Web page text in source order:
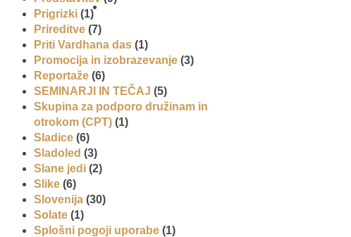
01 431
Prigrizki (1)
Prireditve (7)
Priti Vardhana das (1)
Promocija in izobrazevanje (3)
Reportaže (6)
SEMINARJI IN TEČAJ (5)
Skupina za podporo družinam in
otrokom (CPT) (1)
Sladice (6)
Sladoled (3)
Slane jedi (2)
Slike (6)
Slovenija (30)
Solate (1)
Splošni pogoji uporabe (1)